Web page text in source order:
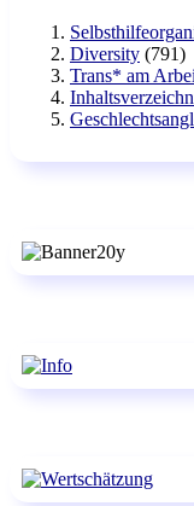
Diversity (791)
Trans* am